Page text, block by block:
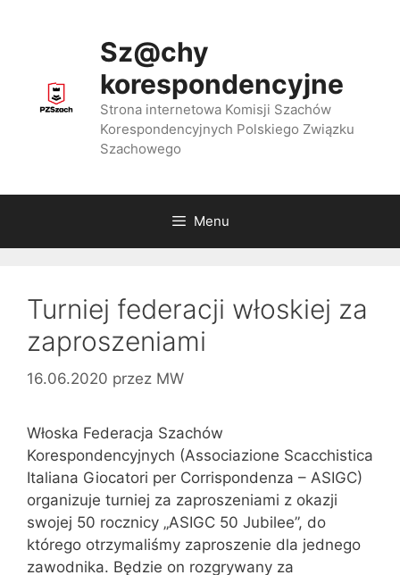
Sz@chy
korespondencyjne
Strona internetowa Komisji Szachów
Korespondencyjnych Polskiego Związku
Szachowego
Menu
Turniej federacji włoskiej za
zaproszeniami
16.06.2020 przez MW
Włoska Federacja Szachów
Korespondencyjnych (Associazione Scacchistica
Italiana Giocatori per Corrispondenza – ASIGC)
organizuje turniej za zaproszeniami z okazji
swojej 50 rocznicy „ASIGC 50 Jubilee”, do
którego otrzymaliśmy zaproszenie dla jednego
zawodnika. Będzie on rozgrywany za